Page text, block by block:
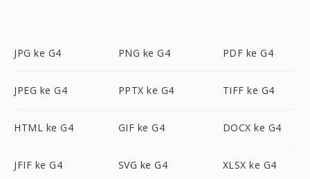
JPG ke G4 PNG ke G4 PDF ke G4
JPEG ke G4 PPTX ke G4 TIFF ke G4
HTML ke G4 GIF ke G4 DOCX ke G4
JFIF ke G4 SVG ke G4 XLSX ke G4